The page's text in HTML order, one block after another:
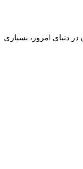
در دنیای امروز، بسیاری